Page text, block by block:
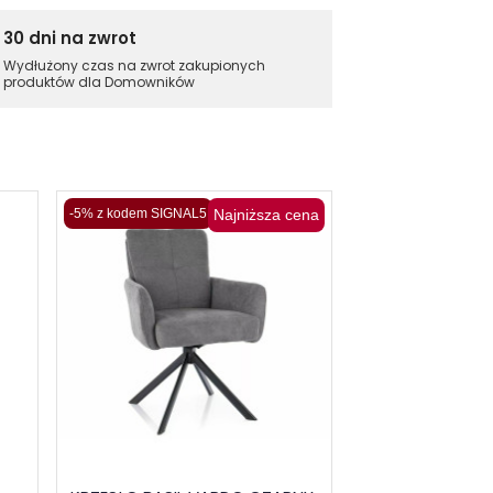
30 dni na zwrot
Wydłużony czas na zwrot zakupionych
produktów dla Domowników
-5% z kodem SIGNAL5 Najniższa cena